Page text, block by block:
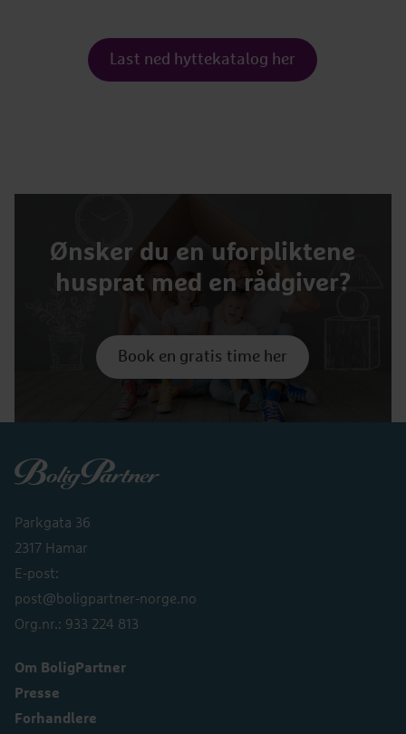
Last ned hyttekatalog her
Ønsker du en uforpliktene
husprat med en rådgiver?
Book en gratis time her
Boligpartner
Parkgata 36
2317 Hamar
E-post:
post@boligpartner-norge.no
Org.nr.: 933 224 813
Om BoligPartner
Presse
Forhandlere